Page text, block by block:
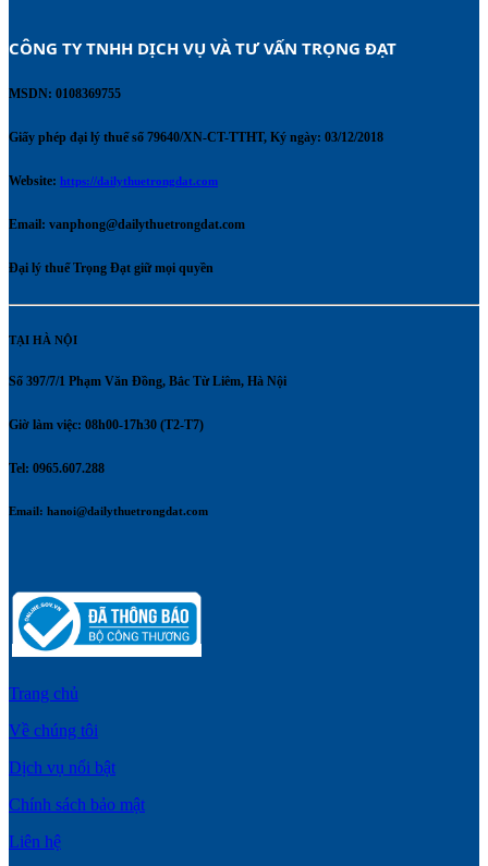
CÔNG TY TNHH DỊCH VỤ VÀ TƯ VẤN TRỌNG ĐẠT
MSDN: 0108369755
Giấy phép đại lý thuế số 79640/XN-CT-TTHT, Ký ngày: 03/12/2018
Website: https://dailythuetrongdat.com
Email: vanphong@dailythuetrongdat.com
Đại lý thuế Trọng Đạt giữ mọi quyền
TẠI HÀ NỘI
Số 397/7/1 Phạm Văn Đồng, Bắc Từ Liêm, Hà Nội
Giờ làm việc: 08h00-17h30 (T2-T7)
Tel: 0965.607.288
Email: hanoi@dailythuetrongdat.com
Trang chủ
Về chúng tôi
Dịch vụ nổi bật
Chính sách bảo mật
Liên hệ